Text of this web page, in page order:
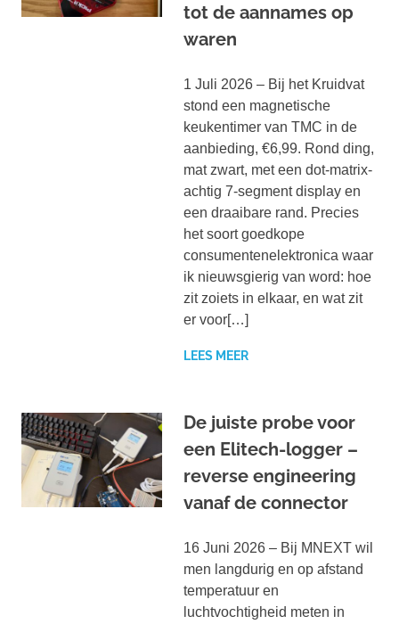
tot de aannames op
waren
1 Juli 2026 – Bij het Kruidvat
stond een magnetische
keukentimer van TMC in de
aanbieding, €6,99. Rond ding,
mat zwart, met een dot-matrix-
achtig 7-segment display en
een draaibare rand. Precies
het soort goedkope
consumentenelektronica waar
ik nieuwsgierig van word: hoe
zit zoiets in elkaar, en wat zit
er voor[…]
LEES MEER
De juiste probe voor
een Elitech-logger –
reverse engineering
vanaf de connector
16 Juni 2026 – Bij MNEXT wil
men langdurig en op afstand
temperatuur en
luchtvochtigheid meten in